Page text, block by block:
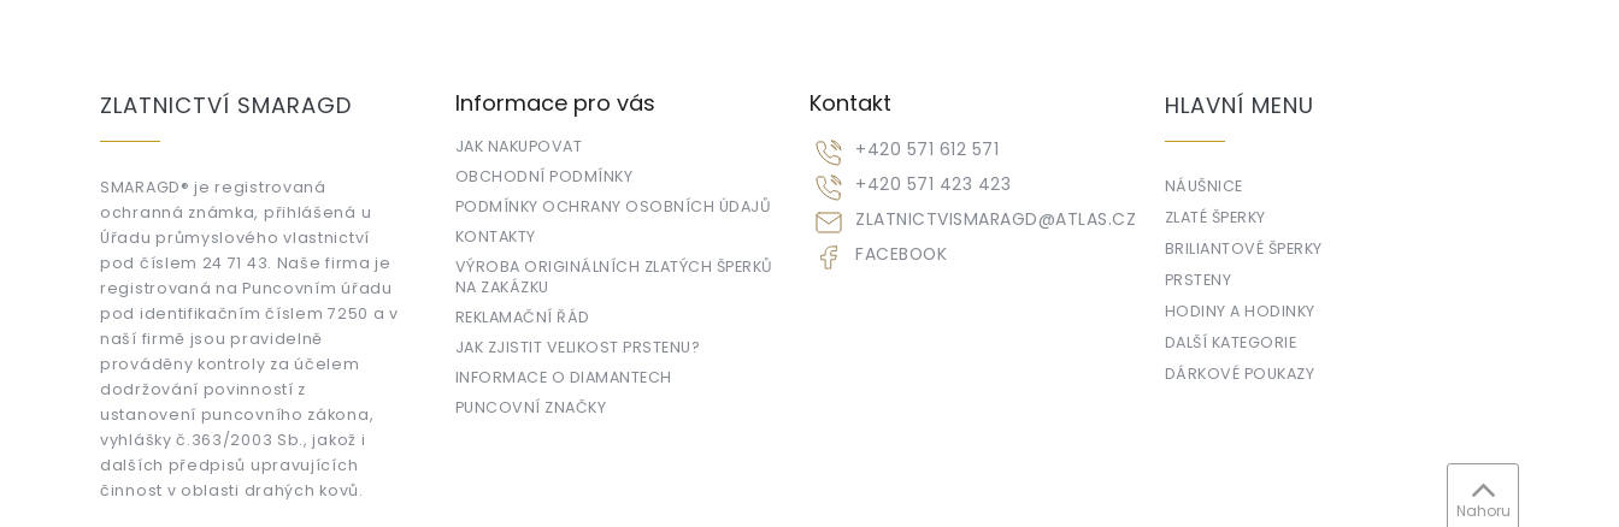
ZLATNICTVÍ SMARAGD
SMARAGD® je registrovaná
ochranná známka, přihlášená u
Úřadu průmyslového vlastnictví
pod číslem 24 71 43. Naše firma je
registrovaná na Puncovním úřadu
pod identifikačním číslem 7250 a v
naší firmě jsou pravidelně
prováděny kontroly za účelem
dodržování povinností z
ustanovení puncovního zákona,
vyhlášky č.363/2003 Sb., jakož i
dalších předpisů upravujících
činnost v oblasti drahých kovů.
Informace pro vás
JAK NAKUPOVAT
OBCHODNÍ PODMÍNKY
PODMÍNKY OCHRANY OSOBNÍCH ÚDAJŮ
KONTAKTY
VÝROBA ORIGINÁLNÍCH ZLATÝCH ŠPERKŮ
NA ZAKÁZKU
REKLAMAČNÍ ŘÁD
JAK ZJISTIT VELIKOST PRSTENU?
INFORMACE O DIAMANTECH
PUNCOVNÍ ZNAČKY
Kontakt
ZLATNICTVISMARAGD@ATLAS.CZ
+420 571 612 571
+420 571 423 423
FACEBOOK
HLAVNÍ MENU
NÁUŠNICE
ZLATÉ ŠPERKY
BRILIANTOVÉ ŠPERKY
PRSTENY
HODINY A HODINKY
DALŠÍ KATEGORIE
DÁRKOVÉ POUKAZY
Nahoru